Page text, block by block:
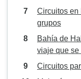
Circuitos en
grupos
Bahía de
viaje que se
Circuitos